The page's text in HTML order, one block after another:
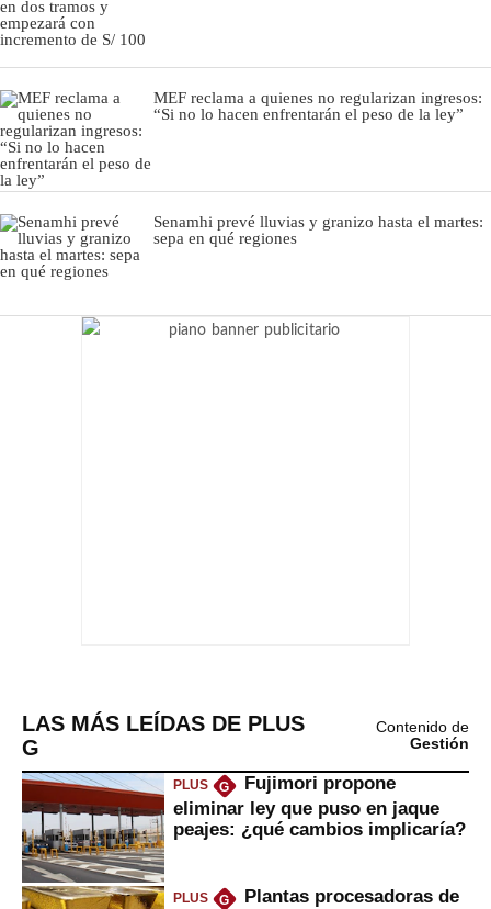
MEF reclama a quienes no regularizan ingresos:
“Si no lo hacen enfrentarán el peso de la ley”
Senamhi prevé lluvias y granizo hasta el martes:
sepa en qué regiones
LAS MÁS LEÍDAS DE PLUS
G
Contenido de
Gestión
PLUS G
Fujimori propone
eliminar ley que puso en jaque
peajes: ¿qué cambios implicaría?
PLUS G
Plantas procesadoras de